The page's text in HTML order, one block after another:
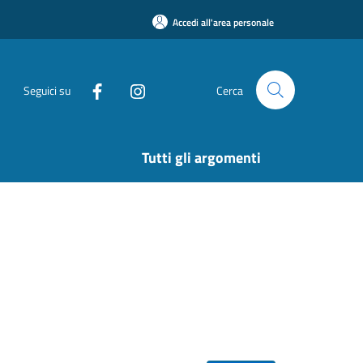
Accedi all'area personale
Seguici su Cerca
Tutti gli argomenti